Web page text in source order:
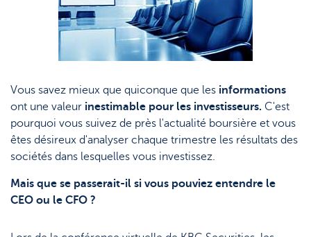
Vous savez mieux que quiconque que les informations
ont une valeur inestimable pour les investisseurs. C'est
pourquoi vous suivez de près l'actualité boursière et vous
êtes désireux d'analyser chaque trimestre les résultats des
sociétés dans lesquelles vous investissez.
Mais que se passerait-il si vous pouviez entendre le
CEO ou le CFO ?